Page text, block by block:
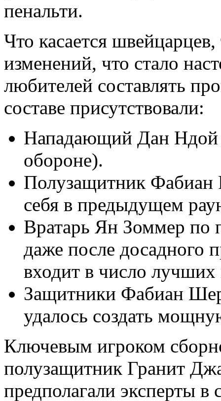
пенальти.
Что касается швейцарцев,
изменений, что стало
любителей составлять
составе присутствовали:
Нападающий Дан Ндой
обороне).
Полузащитник Фабиан
себя в предыдущем
Вратарь Ян Зоммер по
даже после досадного
входит в число лучших
Защитники Фабиан
удалось создать
Ключевым игроком
полузащитник Гранит
предполагали эксперты в